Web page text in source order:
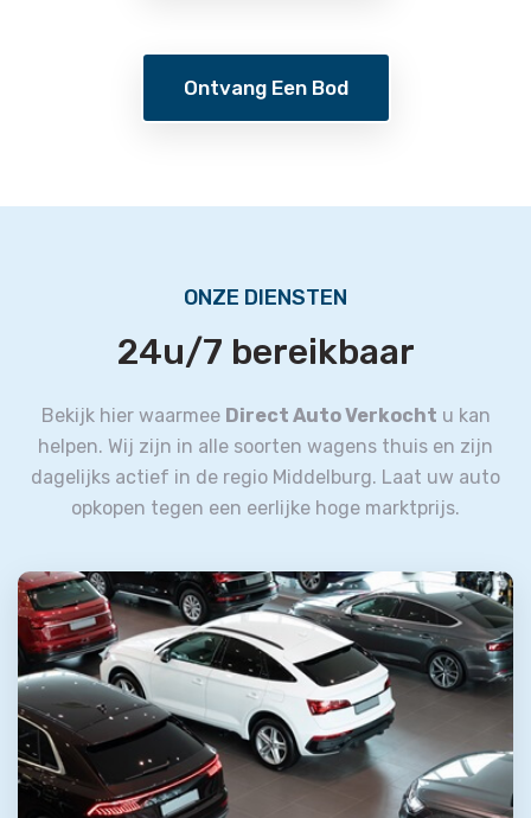
Ontvang Een Bod
ONZE DIENSTEN
24u/7 bereikbaar
Bekijk hier waarmee Direct Auto Verkocht u kan
helpen. Wij zijn in alle soorten wagens thuis en zijn
dagelijks actief in de regio Middelburg. Laat uw auto
opkopen tegen een eerlijke hoge marktprijs.